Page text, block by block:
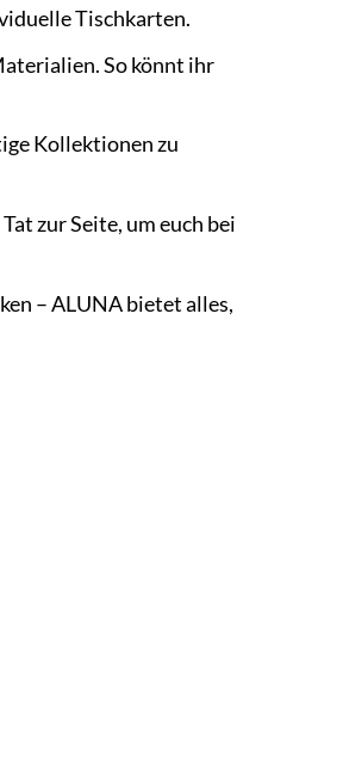
Tischkarten.
So könnt ihr
Kollektionen zu
zur Seite, um euch bei
– ALUNA bietet alles,